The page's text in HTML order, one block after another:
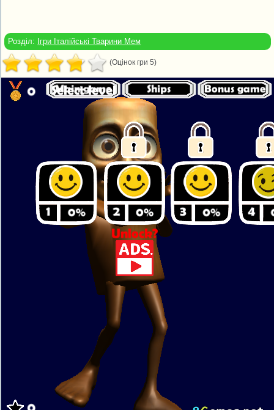
Розділ: Ігри Італійські Тварини Мем
(Оцінок гри 5)